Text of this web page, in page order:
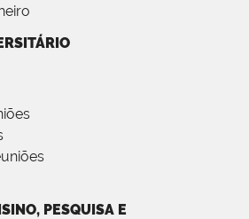
PESQUISA E